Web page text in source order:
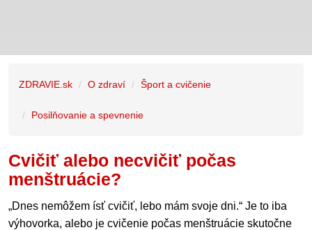
ZDRAVIE.sk O zdraví Šport a cvičenie
Posilňovanie a spevnenie
Cvičiť alebo necvičiť počas
menštruácie?
„Dnes nemôžem ísť cvičiť, lebo mám svoje dni.“ Je to iba
výhovorka, alebo je cvičenie počas menštruácie skutočne